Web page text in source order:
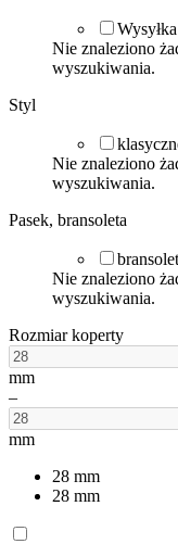
Nie znaleziono
wyszukiwania.
Styl
Nie znaleziono
wyszukiwania.
Pasek, bransoleta
Nie znaleziono
wyszukiwania.
Rozmiar koperty
mm
–
mm
28 mm
28 mm